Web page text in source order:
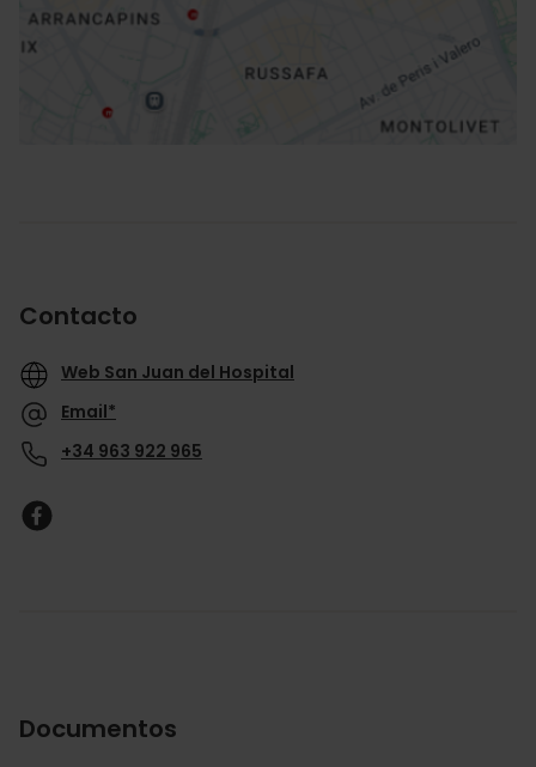
Cómo llegar
Contacto
Web San Juan del Hospital
Email*
+34 963 922 965
Documentos